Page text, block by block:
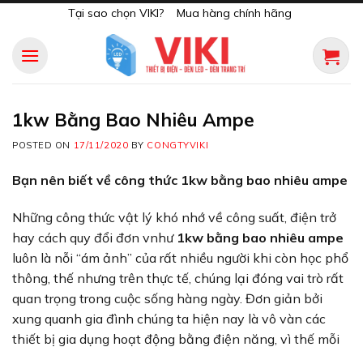
content
Tại sao chọn VIKI? Mua hàng chính hãng
1kw Bằng Bao Nhiêu Ampe
POSTED ON 17/11/2020 BY CONGTYVIKI
Bạn nên biết về công thức 1kw bằng bao nhiêu ampe
Những công thức vật lý khó nhớ về công suất, điện trở
hay cách quy đổi đơn vnhư 1kw bằng bao nhiêu ampe
luôn là nỗi “ám ảnh” của rất nhiều người khi còn học phổ
thông, thế nhưng trên thực tế, chúng lại đóng vai trò rất
quan trọng trong cuộc sống hàng ngày. Đơn giản bởi
xung quanh gia đình chúng ta hiện nay là vô vàn các
thiết bị gia dụng hoạt động bằng điện năng, vì thế mỗi